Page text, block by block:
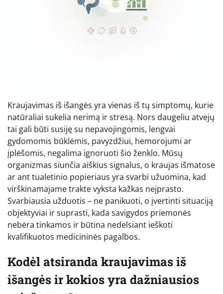
Kraujavimas iš išangės yra vienas iš tų simptomų, kurie
natūraliai sukelia nerimą ir stresą. Nors daugeliu atvejų
tai gali būti susiję su nepavojingomis, lengvai
gydomomis būklėmis, pavyzdžiui, hemorojumi ar
įplėšomis, negalima ignoruoti šio ženklo. Mūsų
organizmas siunčia aiškius signalus, o kraujas išmatose
ar ant tualetinio popieriaus yra svarbi užuomina, kad
virškinamajame trakte vyksta kažkas neįprasto.
Svarbiausia užduotis – ne panikuoti, o įvertinti situaciją
objektyviai ir suprasti, kada savigydos priemonės
nebėra tinkamos ir būtina nedelsiant ieškoti
kvalifikuotos medicininės pagalbos.
Kodėl atsiranda kraujavimas iš
išangės ir kokios yra dažniausios